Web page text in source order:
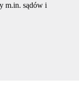
m.in. sądów i